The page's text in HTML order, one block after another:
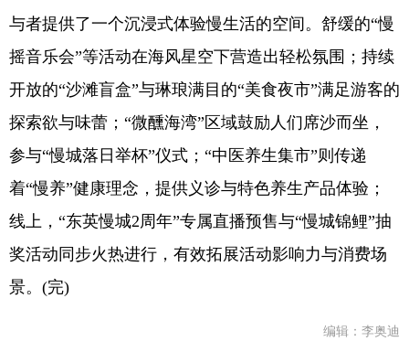
与者提供了一个沉浸式体验慢生活的空间。舒缓的“慢
摇音乐会”等活动在海风星空下营造出轻松氛围；持续
开放的“沙滩盲盒”与琳琅满目的“美食夜市”满足游客的
探索欲与味蕾；“微醺海湾”区域鼓励人们席沙而坐，
参与“慢城落日举杯”仪式；“中医养生集市”则传递
着“慢养”健康理念，提供义诊与特色养生产品体验；
线上，“东英慢城2周年”专属直播预售与“慢城锦鲤”抽
奖活动同步火热进行，有效拓展活动影响力与消费场
景。(完)
编辑：李奥迪